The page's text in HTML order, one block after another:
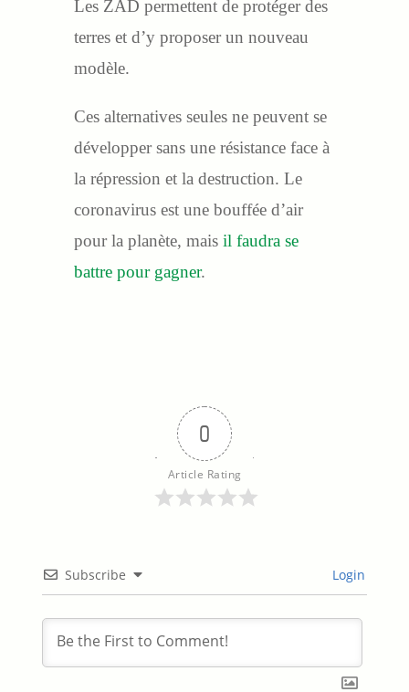
Les ZAD permettent de protéger des
terres et d’y proposer un nouveau
modèle.
Ces alternatives seules ne peuvent se
développer sans une résistance face à
la répression et la destruction. Le
coronavirus est une bouffée d’air
pour la planète, mais il faudra se
battre pour gagner.
0
Article Rating
Subscribe Login